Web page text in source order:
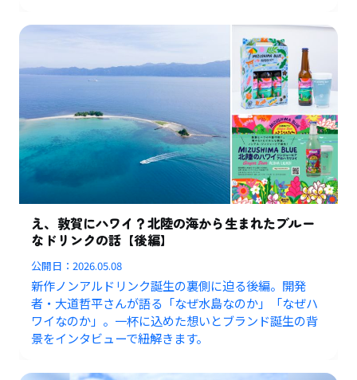
え、敦賀にハワイ？北陸の海から生まれたブルー
なドリンクの話【後編】
公開日：2026.05.08
新作ノンアルドリンク誕生の裏側に迫る後編。開発
者・大道哲平さんが語る「なぜ水島なのか」「なぜハ
ワイなのか」。一杯に込めた想いとブランド誕生の背
景をインタビューで紐解きます。